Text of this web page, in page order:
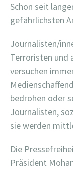
Schon seit
gefährlichsten
Journalisten/
Terroristen und
versuchen
bedrohen oder
Journalisten,
sie werden
Die
Präsident